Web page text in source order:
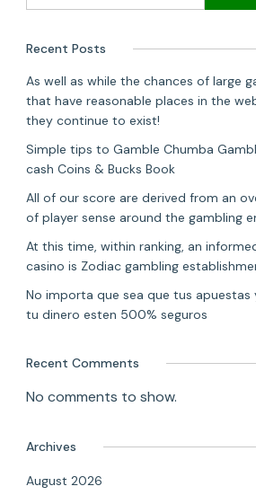
Recent Posts
As well as while the chances of large
that have reasonable places in the
they continue to exist!
Simple tips to Gamble Chumba
cash Coins & Bucks Book
All of our score are derived from an
of player sense around the gambling
At this time, within ranking, an
casino is Zodiac gambling
No importa que sea que tus apuestas
tu dinero esten 500% seguros
Recent Comments
No comments to show.
Archives
August 2026